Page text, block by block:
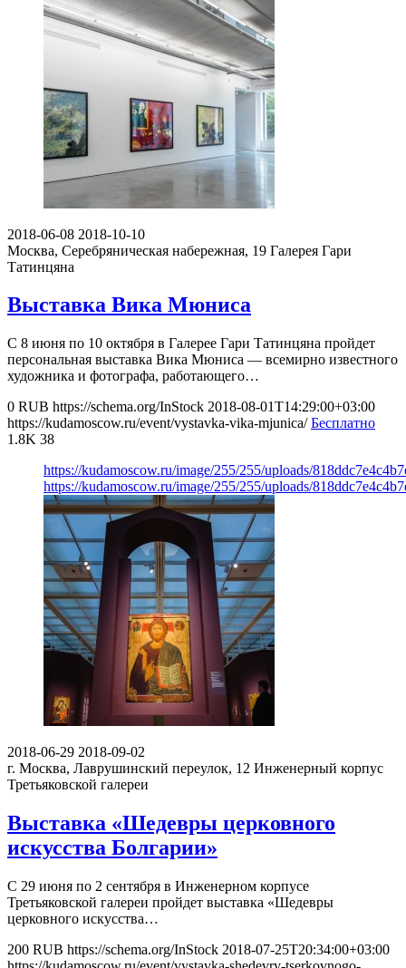
2018-06-08 2018-10-10
Москва, Серебряническая набережная, 19 Галерея Гари
Татинцяна
Выставка Вика Мюниcа
С 8 июня по 10 октября в Галерее Гари Татинцяна пройдет
персональная выставка Вика Мюниcа — всемирно известного
художника и фотографа, работающего…
0 RUB https://schema.org/InStock 2018-08-01T14:29:00+03:00
https://kudamoscow.ru/event/vystavka-vika-mjunica/ Бесплатно
1.8K 38
https://kudamoscow.ru/image/255/255/uploads/
https://kudamoscow.ru/image/255/255/uploads/
2018-06-29 2018-09-02
г. Москва, Лаврушинский переулок, 12 Инженерный корпус
Третьяковской галереи
Выставка «Шедевры церковного
искусства Болгарии»
С 29 июня по 2 сентября в Инженерном корпусе
Третьяковской галереи пройдет выставка «Шедевры
церковного искусства…
200 RUB https://schema.org/InStock 2018-07-25T20:34:00+03:00